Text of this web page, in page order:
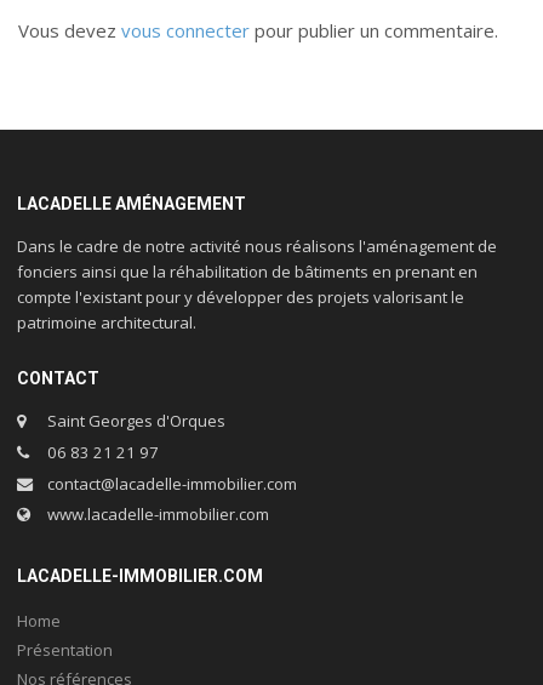
Vous devez vous connecter pour publier un commentaire.
LACADELLE AMÉNAGEMENT
Dans le cadre de notre activité nous réalisons l'aménagement de
fonciers ainsi que la réhabilitation de bâtiments en prenant en
compte l'existant pour y développer des projets valorisant le
patrimoine architectural.
CONTACT
Saint Georges d'Orques
06 83 21 21 97
contact@lacadelle-immobilier.com
www.lacadelle-immobilier.com
LACADELLE-IMMOBILIER.COM
Home
Présentation
Nos références